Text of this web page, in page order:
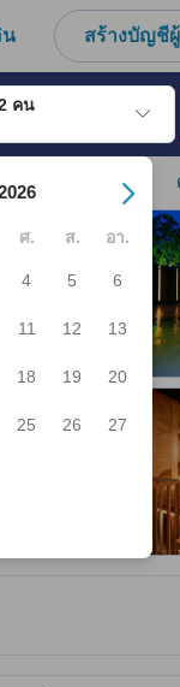
น สร้างบัญชี
คน
นเช็คอินที่ต้องการ
ศ. ส. อา.
4 5 6
11 12 13
18 19 20
25 26 27
สบการณ์ตรงของผู้เข้า